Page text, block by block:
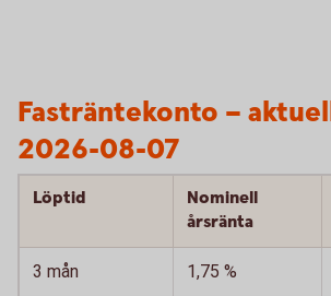
Fasträntekonto –
2026-08-07
Löptid
Nominell
årsränta
3 mån 1,75 %